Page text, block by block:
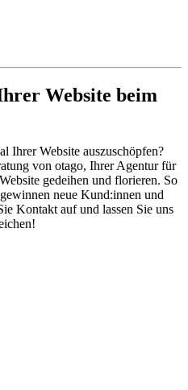
Website beim
Ihrer Website auszuschöpfen?
von otago, Ihrer Agentur für
gedeihen und florieren. So
neue Kund:innen und
Kontakt auf und lassen Sie uns